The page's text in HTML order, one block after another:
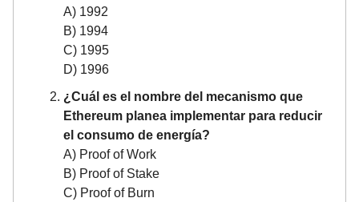
A) 1992
B) 1994
C) 1995
D) 1996
¿Cuál es el nombre del mecanismo que
Ethereum planea implementar para reducir
el consumo de energía?
A) Proof of Work
B) Proof of Stake
C) Proof of Burn